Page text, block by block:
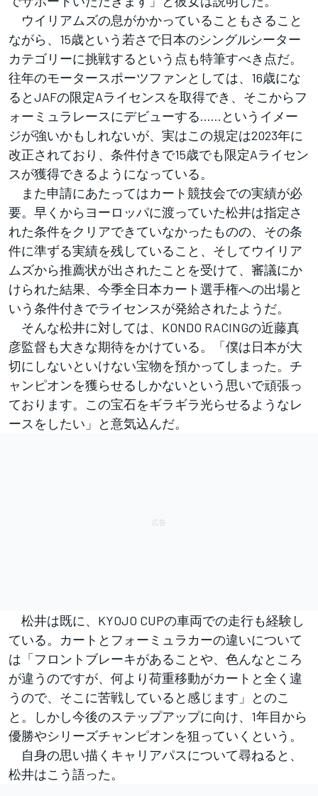
ウイリアムズの息がかかっていることもさること
ながら、15歳という若さで日本のシングルシーター
カテゴリーに挑戦するという点も特筆すべき点だ。
往年のモータースポーツファンとしては、16歳にな
るとJAFの限定Aライセンスを取得でき、そこからフ
ォーミュラレースにデビューする……というイメー
ジが強いかもしれないが、実はこの規定は2023年に
改正されており、条件付きで15歳でも限定Aライセン
スが獲得できるようになっている。
また申請にあたってはカート競技会での実績が必
要。早くからヨーロッパに渡っていた松井は指定さ
れた条件をクリアできていなかったものの、その条
件に準ずる実績を残していること、そしてウイリア
ムズから推薦状が出されたことを受けて、審議にか
けられた結果、今季全日本カート選手権への出場と
いう条件付きでライセンスが発給されたようだ。
そんな松井に対しては、KONDO RACINGの近藤真
彦監督も大きな期待をかけている。「僕は日本が大
切にしないといけない宝物を預かってしまった。チ
ャンピオンを獲らせるしかないという思いで頑張っ
ております。この宝石をギラギラ光らせるようなレ
ースをしたい」と意気込んだ。
松井は既に、KYOJO CUPの車両での走行も経験し
ている。カートとフォーミュラカーの違いについて
は「フロントブレーキがあることや、色んなところ
が違うのですが、何より荷重移動がカートと全く違
うので、そこに苦戦していると感じます」とのこ
と。しかし今後のステップアップに向け、1年目から
優勝やシリーズチャンピオンを狙っていくという。
自身の思い描くキャリアパスについて尋ねると、
松井はこう語った。